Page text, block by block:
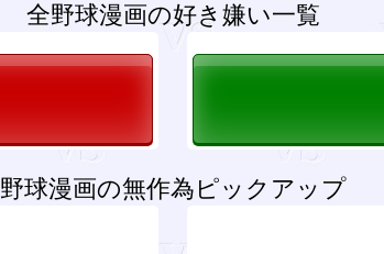
全野球漫画の好き嫌い一覧
野球漫画の無作為ピックアップ